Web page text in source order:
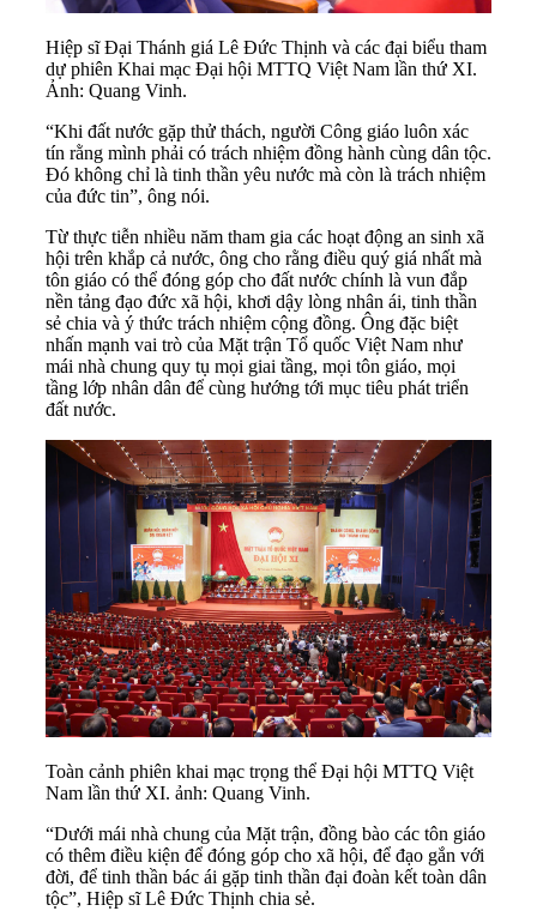
Hiệp sĩ Đại Thánh giá Lê Đức Thịnh và các đại biểu tham
dự phiên Khai mạc Đại hội MTTQ Việt Nam lần thứ XI.
Ảnh: Quang Vinh.
“Khi đất nước gặp thử thách, người Công giáo luôn xác
tín rằng mình phải có trách nhiệm đồng hành cùng dân tộc.
Đó không chỉ là tinh thần yêu nước mà còn là trách nhiệm
của đức tin”, ông nói.
Từ thực tiễn nhiều năm tham gia các hoạt động an sinh xã
hội trên khắp cả nước, ông cho rằng điều quý giá nhất mà
tôn giáo có thể đóng góp cho đất nước chính là vun đắp
nền tảng đạo đức xã hội, khơi dậy lòng nhân ái, tinh thần
sẻ chia và ý thức trách nhiệm cộng đồng. Ông đặc biệt
nhấn mạnh vai trò của Mặt trận Tổ quốc Việt Nam như
mái nhà chung quy tụ mọi giai tầng, mọi tôn giáo, mọi
tầng lớp nhân dân để cùng hướng tới mục tiêu phát triển
đất nước.
Toàn cảnh phiên khai mạc trọng thể Đại hội MTTQ Việt
Nam lần thứ XI. ảnh: Quang Vinh.
“Dưới mái nhà chung của Mặt trận, đồng bào các tôn giáo
có thêm điều kiện để đóng góp cho xã hội, để đạo gắn với
đời, để tinh thần bác ái gặp tinh thần đại đoàn kết toàn dân
tộc”, Hiệp sĩ Lê Đức Thịnh chia sẻ.